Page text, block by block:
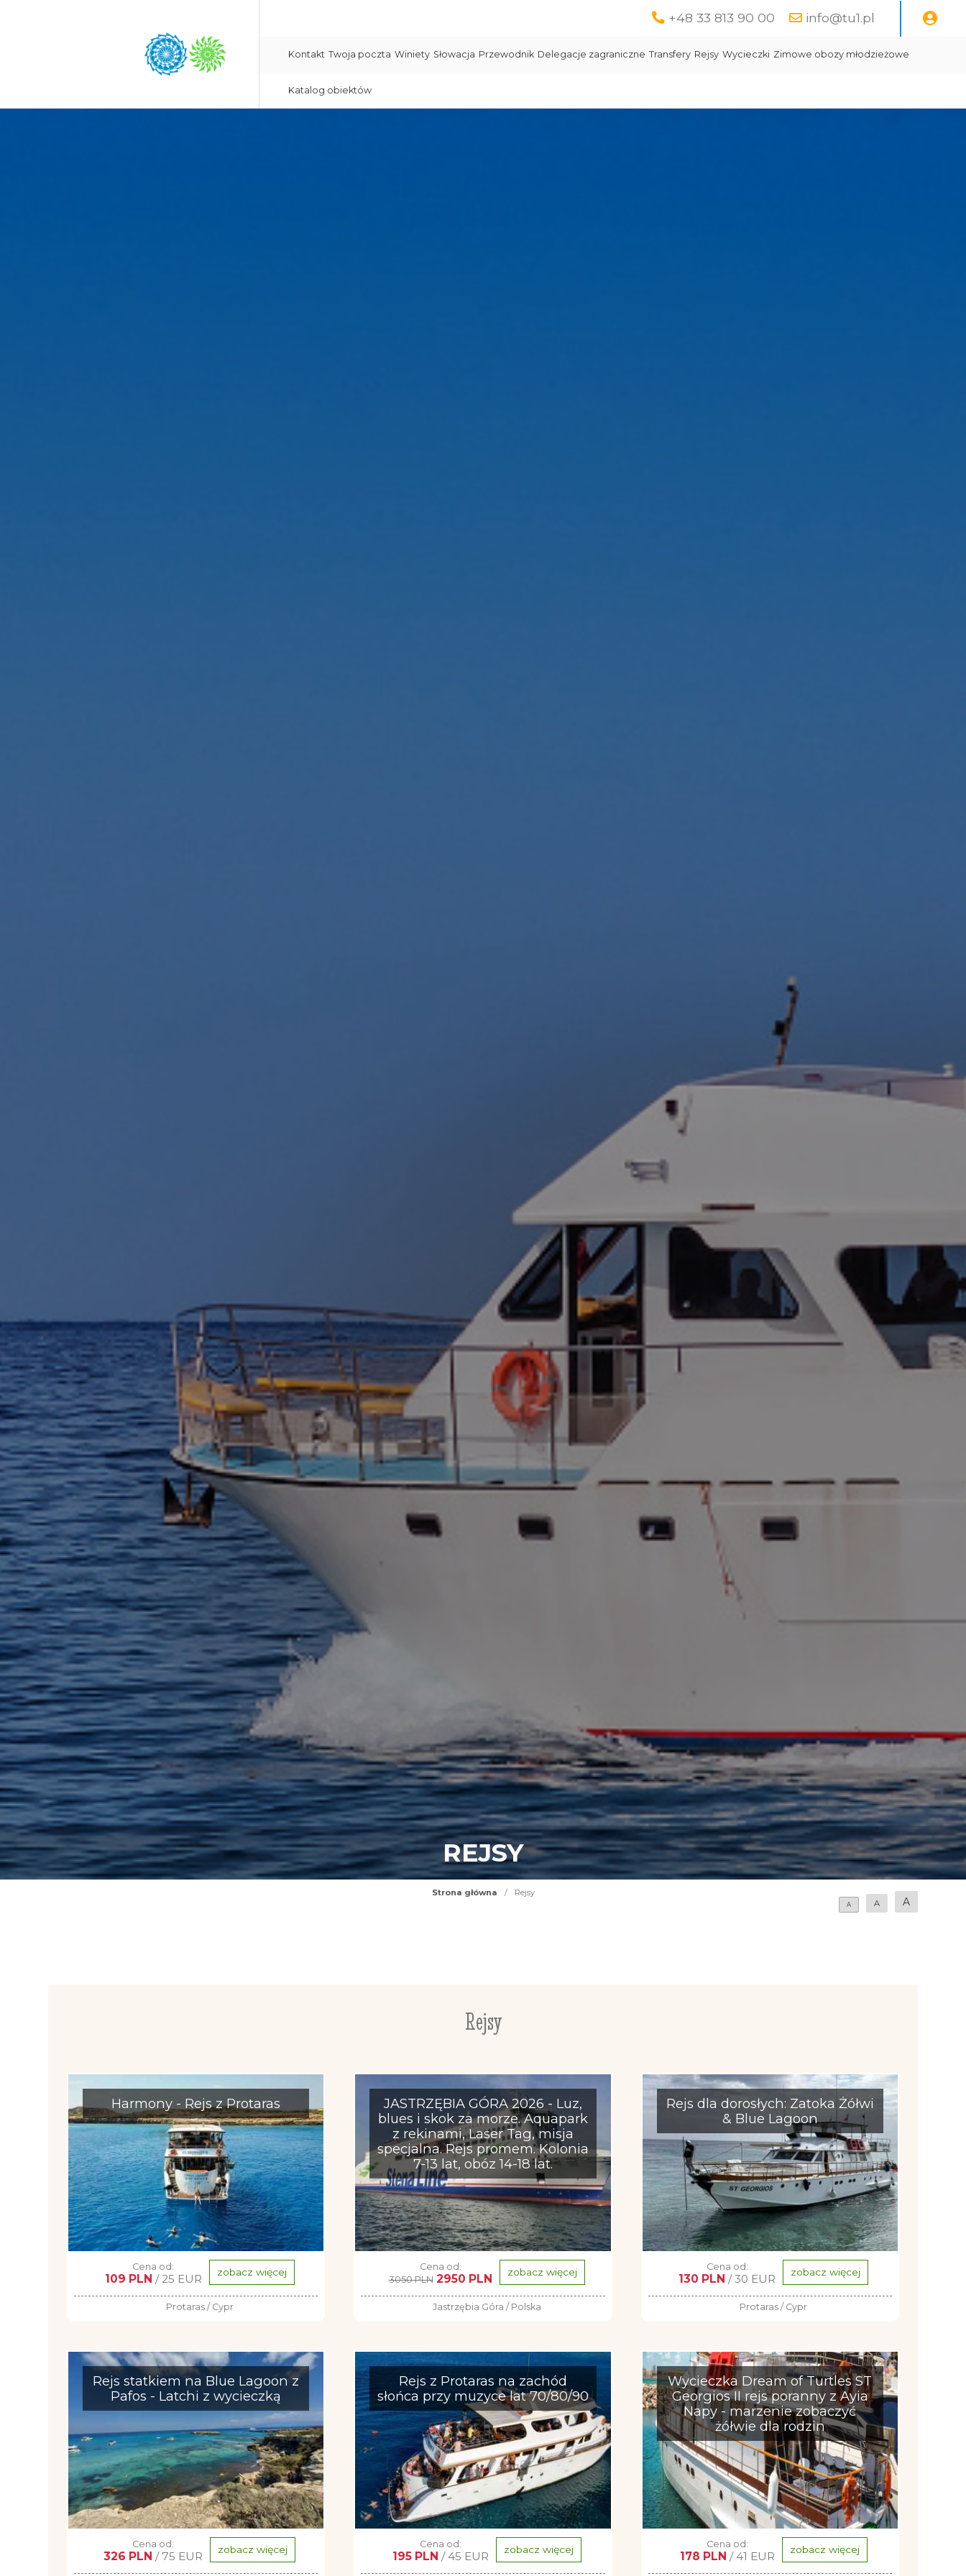
+48 33 813 90 00 info@tu1.pl
Kontakt Twoja poczta Winiety Słowacja Przewodnik Delegacje zagraniczne Transfery Rejsy Wycieczki Zimowe obozy młodzieżowe
Katalog obiektów
REJSY
Strona główna / Rejsy
A A A
Rejsy
Harmony - Rejs z Protaras
Cena od:
109 PLN / 25 EUR zobacz więcej
Protaras / Cypr
JASTRZĘBIA GÓRA 2026 - Luz,
blues i skok za morze. Aquapark
z rekinami, Laser Tag, misja
specjalna. Rejs promem. Kolonia
7-13 lat, obóz 14-18 lat.
Cena od:
3050 PLN 2950 PLN zobacz więcej
Jastrzębia Góra / Polska
Rejs dla dorosłych: Zatoka Żółwi
& Blue Lagoon
Cena od:
130 PLN / 30 EUR zobacz więcej
Protaras / Cypr
Rejs statkiem na Blue Lagoon z
Pafos - Latchi z wycieczką
Cena od:
326 PLN / 75 EUR zobacz więcej
Rejs z Protaras na zachód
słońca przy muzyce lat 70/80/90
Cena od:
195 PLN / 45 EUR zobacz więcej
Wycieczka Dream of Turtles ST
Georgios II rejs poranny z Ayia
Napy - marzenie zobaczyć
żółwie dla rodzin
Cena od:
178 PLN / 41 EUR zobacz więcej